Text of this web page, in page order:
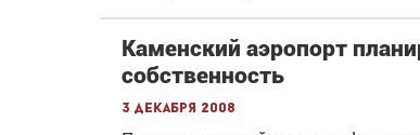
Каменский аэропорт
собственность
3 декабря 2008